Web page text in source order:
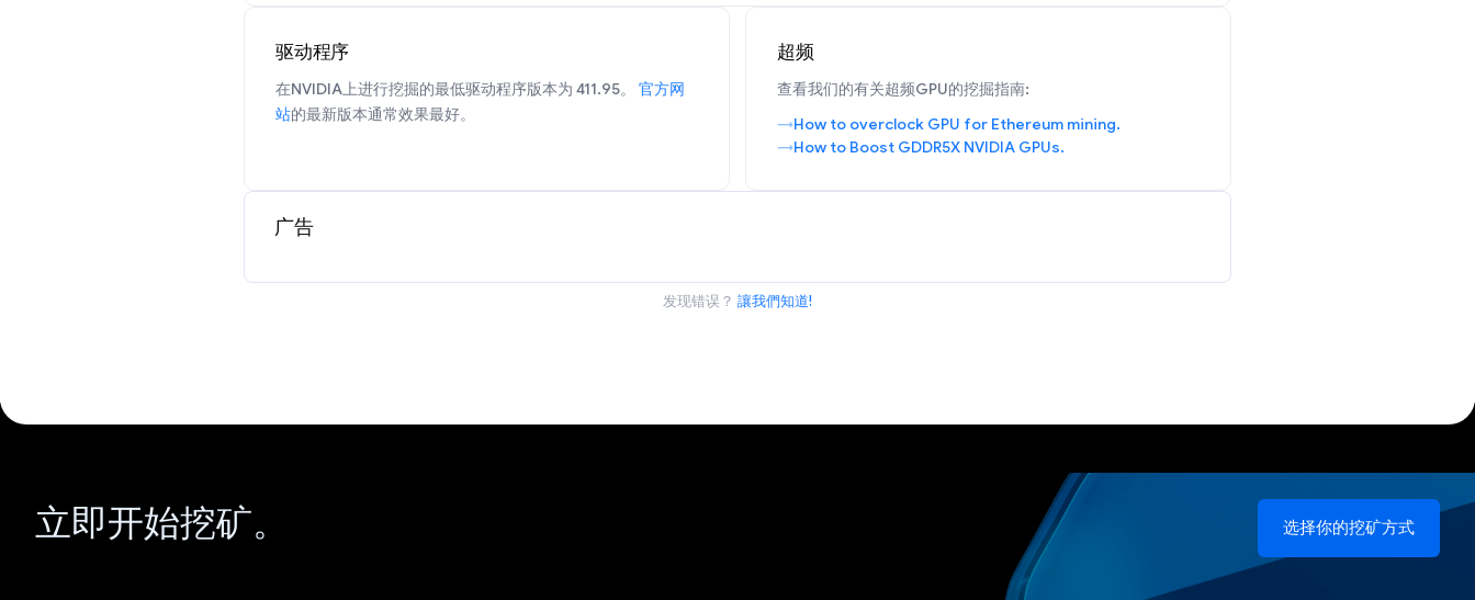
驱动程序
在NVIDIA上进行挖掘的最低驱动程序版本为 411.95。 官方网
站的最新版本通常效果最好。
超频
查看我们的有关超频GPU的挖掘指南:
How to overclock GPU for Ethereum mining.
How to Boost GDDR5X NVIDIA GPUs.
广告
发现错误？ 讓我們知道!
立即开始挖矿。 选择你的挖矿方式